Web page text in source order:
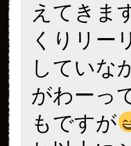
えてきま
くりリー
していな
がわーっ
もですが